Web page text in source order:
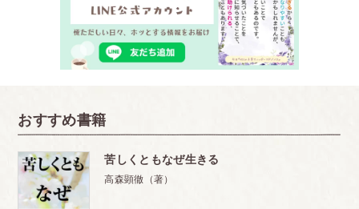
おすすめ書籍
苦しくともなぜ生きる
高森顕徹（著）